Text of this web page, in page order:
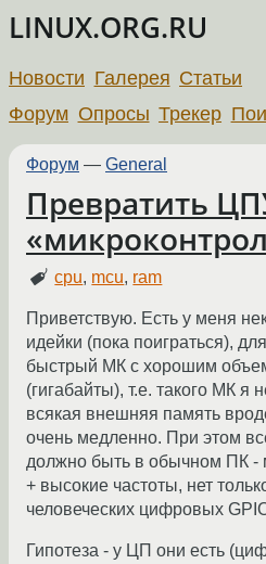
LINUX.ORG.RU
Новости Галерея Статьи
Форум Опросы Трекер
Форум — General
Превратить
cpu, mcu, ram
Приветствую. Есть у меня
идейки (пока поиграться),
быстрый МК с хорошим
(гигабайты), т.е. такого МК я
всякая внешняя память
очень медленно. При этом
должно быть в обычном ПК -
+ высокие частоты, нет
человеческих цифровых
Гипотеза - у ЦП они есть